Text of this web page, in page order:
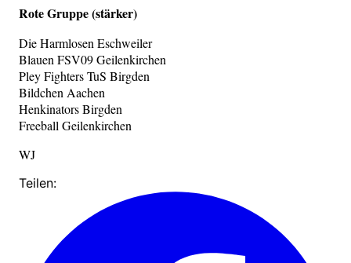
Rote Gruppe (stärker)
Die Harmlosen Eschweiler
Blauen FSV09 Geilenkirchen
Pley Fighters TuS Birgden
Bildchen Aachen
Henkinators Birgden
Freeball Geilenkirchen
WJ
Teilen: